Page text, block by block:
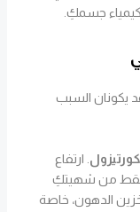
جسمكِ.
يكونان السبب
. ارتفاع
فقط من شهيتكِ
الدهون، خاصة